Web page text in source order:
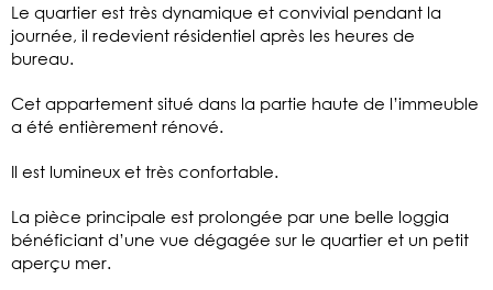
Le quartier est très dynamique et convivial pendant la
journée, il redevient résidentiel après les heures de
bureau.
Cet appartement situé dans la partie haute de l’immeuble
a été entièrement rénové.
Il est lumineux et très confortable.
La pièce principale est prolongée par une belle loggia
bénéficiant d’une vue dégagée sur le quartier et un petit
aperçu mer.